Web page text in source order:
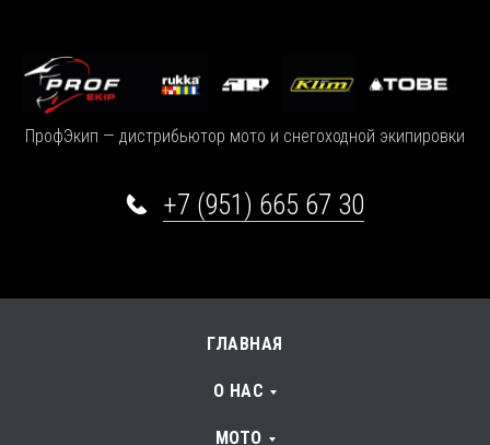
ПрофЭкип — дистрибьютор мото и снегоходной экипировки
+7 (951) 665 67 30
ГЛАВНАЯ
О НАС
МОТО